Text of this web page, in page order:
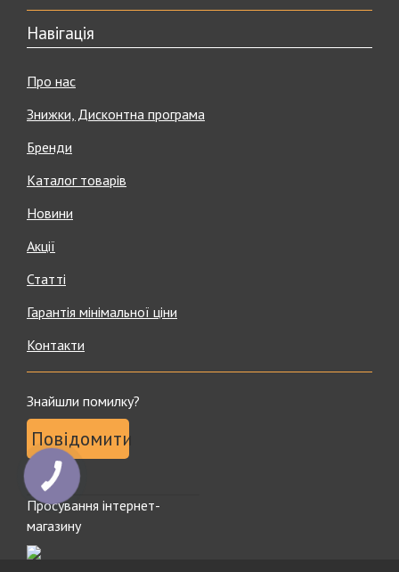
Навігація
Про нас
Знижки, Дисконтна програма
Бренди
Каталог товарів
Новини
Акції
Статті
Гарантія мінімальної ціни
Контакти
Знайшли помилку?
Повідомити
Просування інтернет-
магазину
КНОПКА
ЗВ'ЯЗКУ